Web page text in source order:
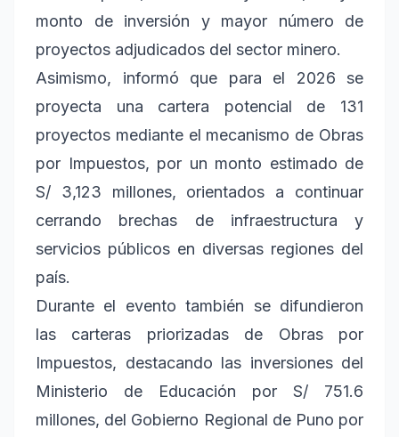
monto de inversión y mayor número de
proyectos adjudicados del sector minero.
Asimismo, informó que para el 2026 se
proyecta una cartera potencial de 131
proyectos mediante el mecanismo de Obras
por Impuestos, por un monto estimado de
S/ 3,123 millones, orientados a continuar
cerrando brechas de infraestructura y
servicios públicos en diversas regiones del
país.
Durante el evento también se difundieron
las carteras priorizadas de Obras por
Impuestos, destacando las inversiones del
Ministerio de Educación por S/ 751.6
millones, del Gobierno Regional de Puno por